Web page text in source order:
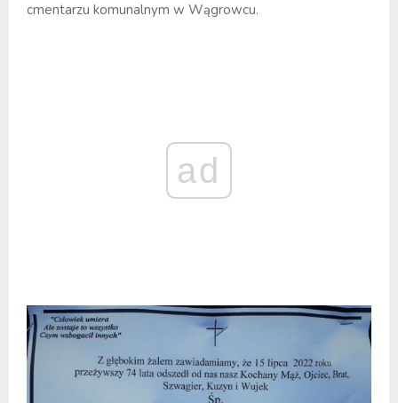
cmentarzu komunalnym w Wągrowcu.
ad